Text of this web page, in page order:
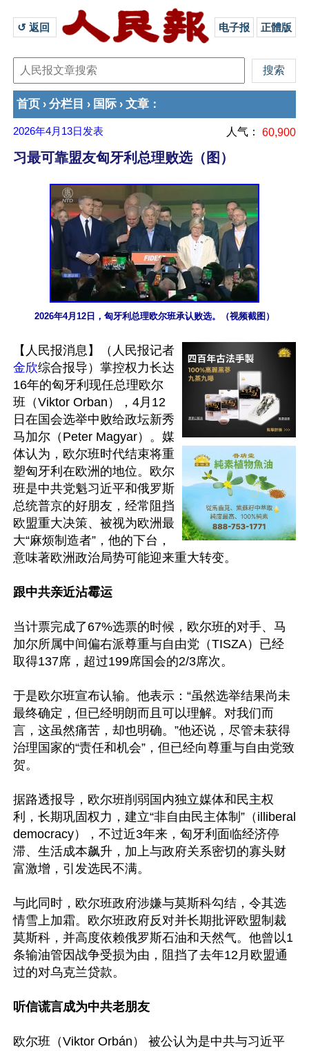
↺ 返回 电子报 正體版
首页 › 分栏目 › 国际 › 文章 ：
2026年4月13日 发表 人气： 60,900
习最可靠盟友匈牙利总理败选（图）
2026年4月12日，匈牙利总理欧尔班承认败选。（视频截图）
【人民报消息】（人民报记者
金欣综合报导）掌控权力长达
16年的匈牙利现任总理欧尔
班（Viktor Orban），4月12
日在国会选举中败给政坛新秀
马加尔（Peter Magyar）。媒
体认为，欧尔班时代结束将重
塑匈牙利在欧洲的地位。欧尔
班是中共党魁习近平和俄罗斯
总统普京的好朋友，经常阻挡
欧盟重大决策、被视为欧洲最
大“麻烦制造者”，他的下台，
意味著欧洲政治局势可能迎来重大转变。
跟中共亲近沾霉运
当计票完成了67%选票的时候，欧尔班的对手、马
加尔所属中间偏右派尊重与自由党（TISZA）已经
取得137席，超过199席国会的2/3席次。
于是欧尔班宣布认输。他表示：“虽然选举结果尚未
最终确定，但已经明朗而且可以理解。对我们而
言，这虽然痛苦，却也明确。”他还说，尽管未获得
治理国家的“责任和机会”，但已经向尊重与自由党致
贺。
据路透报导，欧尔班削弱国内独立媒体和民主权
利，长期巩固权力，建立“非自由民主体制”（illiberal
democracy），不过近3年来，匈牙利面临经济停
滞、生活成本飙升，加上与政府关系密切的寡头财
富激增，引发选民不满。
与此同时，欧尔班政府涉嫌与莫斯科勾结，令其选
情雪上加霜。欧尔班政府反对并长期批评欧盟制裁
莫斯科，并高度依赖俄罗斯石油和天然气。他曾以1
条输油管因战争受损为由，阻挡了去年12月欧盟通
过的对乌克兰贷款。
听信谎言成为中共老朋友
欧尔班（Viktor Orbán） 被公认为是中共与习近平